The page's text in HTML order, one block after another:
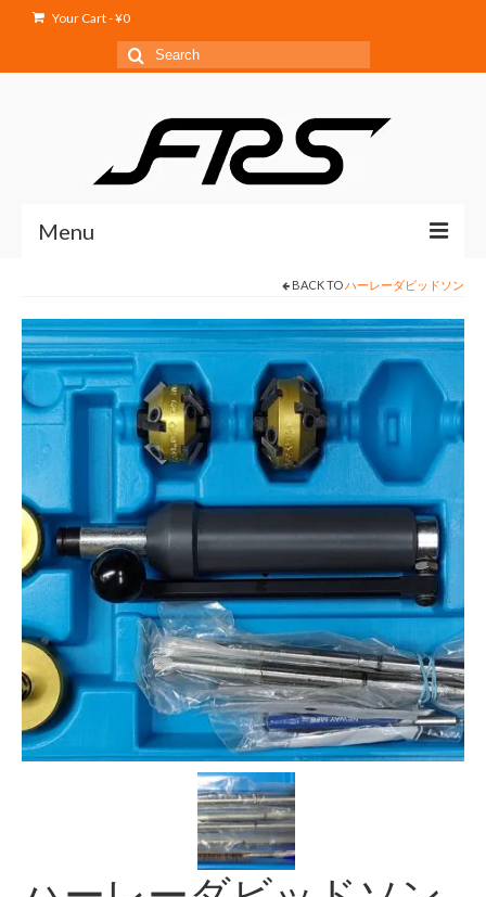
Your Cart-¥0
Search
for:
Menu
Service
Products
Shop
Info
Contact Us
BACK TOハーレーダビッドソン